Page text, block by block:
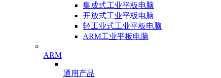
集成式工业平板电脑
开放式工业平板电脑
轻工业式工业平板电脑
ARM工业平板电脑
ARM
通用产品